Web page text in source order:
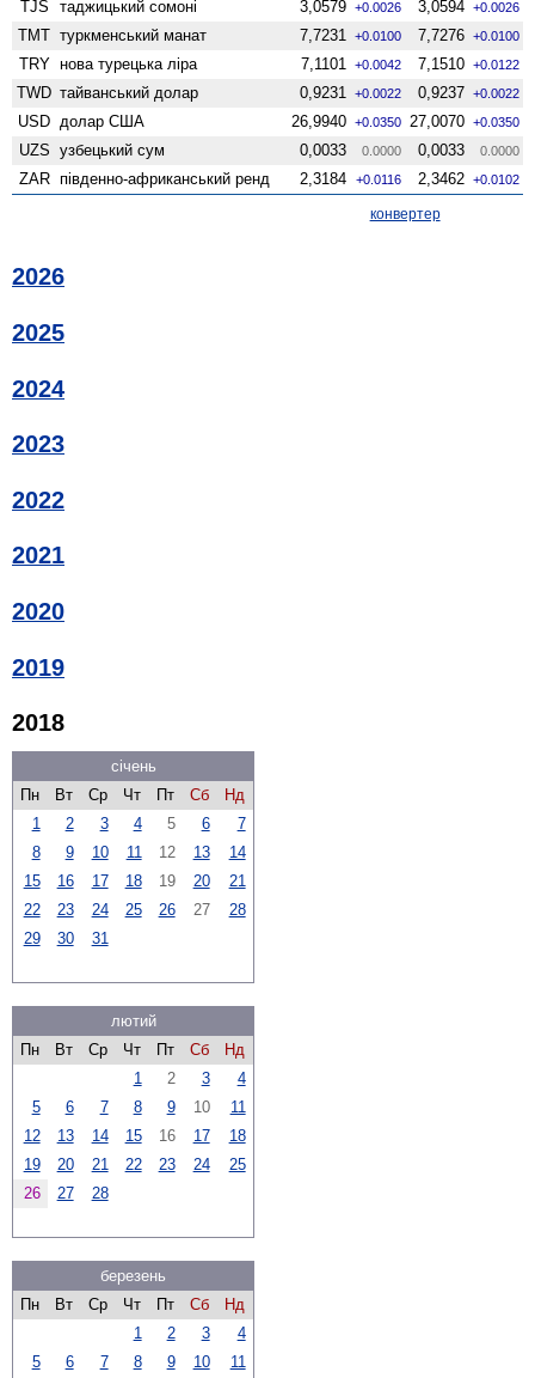
TJS таджицький сомоні 3,0579 +0.0026 3,0594 +0.0026
TMT туркменський манат 7,7231 +0.0100 7,7276 +0.0100
TRY нова турецька ліра 7,1101 +0.0042 7,1510 +0.0122
TWD тайванський долар 0,9231 +0.0022 0,9237 +0.0022
USD долар США 26,9940 +0.0350 27,0070 +0.0350
UZS узбецький сум 0,0033 0.0000 0,0033 0.0000
ZAR південно-африканський ренд 2,3184 +0.0116 2,3462 +0.0102
конвертер
2026
2025
2024
2023
2022
2021
2020
2019
2018
січень
Пн
Вт Ср Чт Пт Сб
Нд
1
2 3 4 5 6
7
8
9 10 11 12 13
14
15
16 17 18 19 20
21
22
23 24 25 26 27
28
29
30 31
лютий
Пн
Вт Ср Чт Пт Сб
Нд
1
2 3
4
5
6 7 8 9 10
11
12
13 14 15 16 17
18
19
20 21 22 23 24
25
26
27 28
березень
Пн
Вт Ср Чт Пт Сб
Нд
1
2 3
4
5
6 7 8 9 10
11